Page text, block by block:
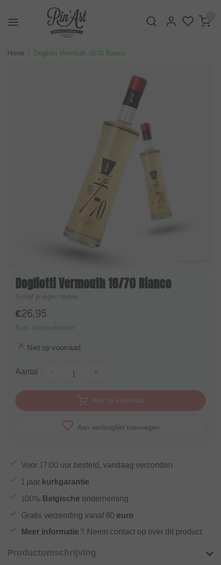
Home Dogliotti Vermouth 18/70 Bianco
Dogliotti Vermouth 18/70 Bianco
Schrijf je eigen review
€26,95
Excl. Verzendkosten
Niet op voorraad
Aantal +
Niet op voorraad
Aan verlanglijst toevoegen
Voor 17:00 uur besteld, vandaag verzonden
1 jaarkurkgarantie
100%Belgische onderneming
Gratis verzending vanaf60 euro
Meer informatie? Neem contact op over dit product
Productomschrijving